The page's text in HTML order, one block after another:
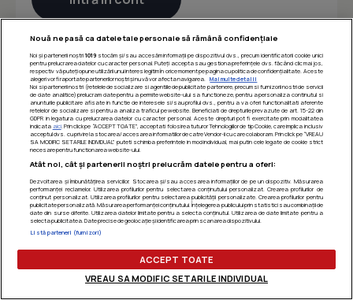
Nouă ne pasă ca datele tale personale să rămână confidențiale
Noi și partenerii noștri 1019stocăm și/sau accesăm informații pe dispozitivul dvs., precum identificatorii cookie unici
pentru prelucrarea datelor cu caracter personal. Puteți accepta sau gestiona preferințele dvs. făcând clic mai jos,
respectiv vă puteți opune utilizării unui interes legitim în orice moment pe pagina cu politica de confidențialitate. Aceste
alegeri vor fi raportate partenerilor noștri și nu vă vor afecta navigarea.
Mai multe detalii
Noi si partenerii nostri (retelele de socializare si agentiile de publicitate partenere, precum si furnizorii nostri de servicii
de date analitice) prelucram date pentru a permite website-ului sa functioneze, pentru a personaliza continutul si
anunturile publicitare afisate in functie de interesele si/sau profilul dvs., pentru a va oferi functionalitati aferente
retelelor de socializare si pentru a analiza traficul pe website. Beneficiati de drepturile prevazute de art. 15-22 din
GDPR in legatura cu prelucrarea datelor cu caracter personal. Aceste drepturi pot fi exercitate prin modalitatea
indicata aici. Prin click pe “ACCEPT TOATE”, acceptati folosirea tuturor Tehnologiilor de tip Cookie, care implica inclusiv
acceptul dvs. cu privire la stocarea/accesarea informatiilor de catre Vendor-ii cu care colaboram. Prin click pe “VREAU
SA MODIFIC SETARILE INDIVIDUAL” puteti schimba preferintele in mod individual, mai putin cele legate de cookie strict
necesare pentru functionarea website-ului.
Atât noi, cât și partenerii noștri prelucrăm datele pentru a oferi:
Dezvoltarea și îmbunătățirea serviciilor. Stocarea și/sau accesarea informațiilor de pe un dispozitiv. Măsurarea
performanței reclamelor. Utilizarea profilurilor pentru selectarea conținutului personalizat. Crearea profilurilor de
conținut personalizat. Utilizarea profilurilor pentru selectarea publicității personalizate. Crearea profilurilor pentru
publicitate personalizată. Măsurarea performanței conținutului. Înțelegerea publicului prin statistici sau combinații de
date din surse diferite. Utilizarea datelor limitate pentru a selecta conținutul. Utilizarea de date limitate pentru a
selecta publicitatea. Date precise de geolocație și identificarea prin scanarea dispozitivului.
Listă parteneri (furnizori)
ACCEPT TOATE
VREAU SA MODIFIC SETARILE INDIVIDUAL